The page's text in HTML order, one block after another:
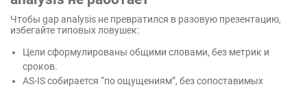
Чтобы gap analysis не превратился в разовую презентацию,
избегайте типовых ловушек:
Цели сформулированы общими словами, без метрик и
сроков.
AS-IS собирается “по ощущениям”, без сопоставимых